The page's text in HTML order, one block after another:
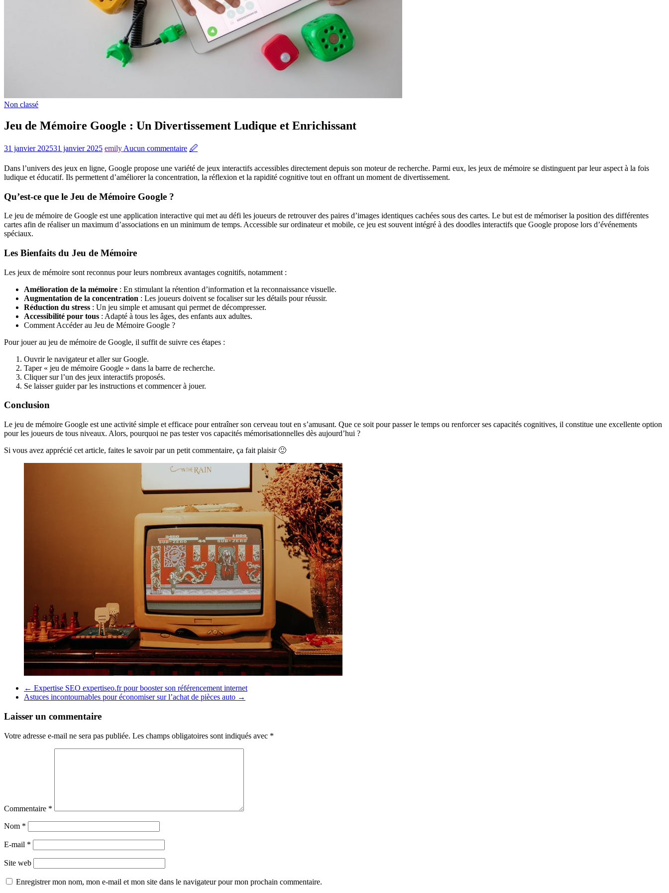
Non classé
Jeu de Mémoire Google : Un Divertissement Ludique et Enrichissant
31 janvier 202531 janvier 2025 emily Aucun commentaire 🖉
Dans l’univers des jeux en ligne, Google propose une variété de jeux interactifs accessibles directement depuis son moteur de recherche. Parmi eux, les jeux de mémoire se distinguent par leur aspect à la fois
ludique et éducatif. Ils permettent d’améliorer la concentration, la réflexion et la rapidité cognitive tout en offrant un moment de divertissement.
Qu’est-ce que le Jeu de Mémoire Google ?
Le jeu de mémoire de Google est une application interactive qui met au défi les joueurs de retrouver des paires d’images identiques cachées sous des cartes. Le but est de mémoriser la position des différentes
cartes afin de réaliser un maximum d’associations en un minimum de temps. Accessible sur ordinateur et mobile, ce jeu est souvent intégré à des doodles interactifs que Google propose lors d’événements
spéciaux.
Les Bienfaits du Jeu de Mémoire
Les jeux de mémoire sont reconnus pour leurs nombreux avantages cognitifs, notamment :
Amélioration de la mémoire : En stimulant la rétention d’information et la reconnaissance visuelle.
Augmentation de la concentration : Les joueurs doivent se focaliser sur les détails pour réussir.
Réduction du stress : Un jeu simple et amusant qui permet de décompresser.
Accessibilité pour tous : Adapté à tous les âges, des enfants aux adultes.
Comment Accéder au Jeu de Mémoire Google ?
Pour jouer au jeu de mémoire de Google, il suffit de suivre ces étapes :
Ouvrir le navigateur et aller sur Google.
Taper « jeu de mémoire Google » dans la barre de recherche.
Cliquer sur l’un des jeux interactifs proposés.
Se laisser guider par les instructions et commencer à jouer.
Conclusion
Le jeu de mémoire Google est une activité simple et efficace pour entraîner son cerveau tout en s’amusant. Que ce soit pour passer le temps ou renforcer ses capacités cognitives, il constitue une excellente option
pour les joueurs de tous niveaux. Alors, pourquoi ne pas tester vos capacités mémorisationnelles dès aujourd’hui ?
Si vous avez apprécié cet article, faites le savoir par un petit commentaire, ça fait plaisir 🙂
← Expertise SEO expertiseo.fr pour booster son référencement internet
Astuces incontournables pour économiser sur l’achat de pièces auto →
Laisser un commentaire
Votre adresse e-mail ne sera pas publiée. Les champs obligatoires sont indiqués avec *
Commentaire *
Nom *
E-mail *
Site web
Enregistrer mon nom, mon e-mail et mon site dans le navigateur pour mon prochain commentaire.